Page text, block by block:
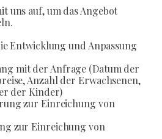
uns auf, um das Angebot
Entwicklung und Anpassung
mit der Anfrage (Datum der
Anzahl der Erwachsenen,
der Kinder)
zur Einreichung von
zur Einreichung von